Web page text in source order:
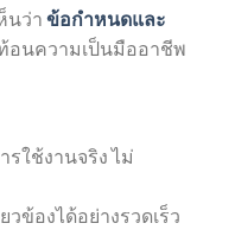
นว่า ข้อกำหนดและ
อนความเป็นมืออาชีพ
ใช้งานจริง ไม่
ข้องได้อย่างรวดเร็ว